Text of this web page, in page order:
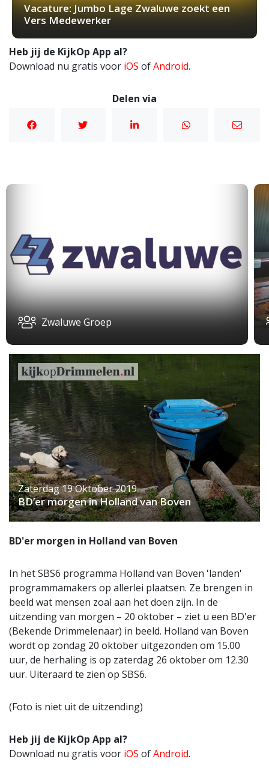
Vacature: Jumbo Lage Zwaluwe zoekt een
Vers Medewerker
Heb jij de KijkOp App al?
Download nu gratis voor iOS ofAndroid.
Delen via
Zwaluwe Groep
Zaterdag 19 Oktober 2019
BD’er morgen in Holland van Boven
BD'er morgen in Holland van Boven
In het SBS6 programma Holland van Boven 'landen'
programmamakers op allerlei plaatsen. Ze brengen in
beeld wat mensen zoal aan het doen zijn. In de
uitzending van morgen – 20 oktober – ziet u een BD'er
(Bekende Drimmelenaar) in beeld. Holland van Boven
wordt op zondag 20 oktober uitgezonden om 15.00
uur, de herhaling is op zaterdag 26 oktober om 12.30
uur. Uiteraard te zien op SBS6.
(Foto is niet uit de uitzending)
Heb jij de KijkOp App al?
Download nu gratis voor iOS ofAndroid.